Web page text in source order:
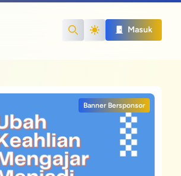
Search
Masuk
Banner Bersponsor